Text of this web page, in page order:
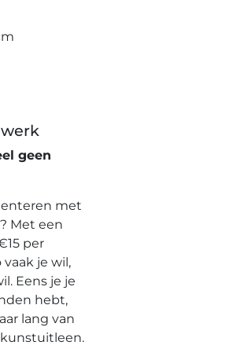
geen
met
Met een
per
vaak je wil,
Eens je je
hebt,
lang van